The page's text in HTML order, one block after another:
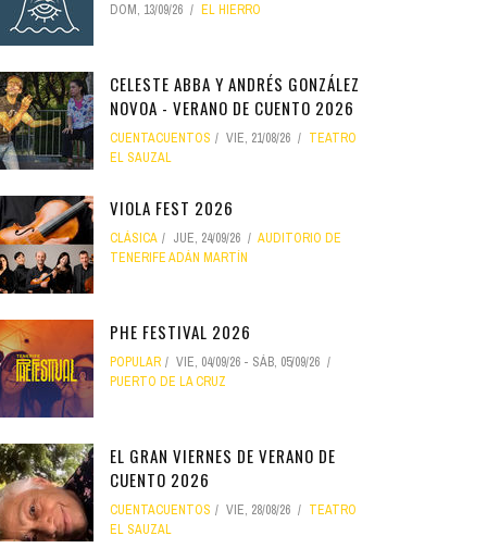
DOM, 13/09/26
EL HIERRO
CELESTE ABBA Y ANDRÉS GONZÁLEZ
NOVOA - VERANO DE CUENTO 2026
CUENTACUENTOS VIE, 21/08/26
TEATRO
EL SAUZAL
VIOLA FEST 2026
CLÁSICA JUE, 24/09/26
AUDITORIO DE
TENERIFE ADÁN MARTÍN
PHE FESTIVAL 2026
POPULAR VIE, 04/09/26 - SÁB, 05/09/26
PUERTO DE LA CRUZ
EL GRAN VIERNES DE VERANO DE
CUENTO 2026
CUENTACUENTOS VIE, 28/08/26
TEATRO
EL SAUZAL